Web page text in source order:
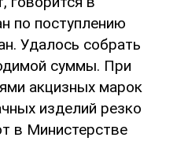
по поступлению
Удалось собрать
суммы. При
акцизных марок
изделий резко
в Министерстве